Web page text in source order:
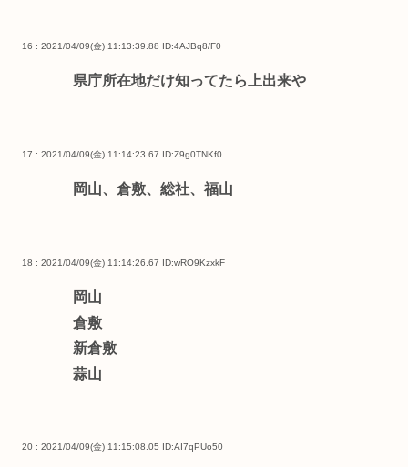
16 : 2021/04/09(金) 11:13:39.88 ID:4AJBq8/F0
県庁所在地だけ知ってたら上出来や
17 : 2021/04/09(金) 11:14:23.67 ID:Z9g0TNKf0
岡山、倉敷、総社、福山
18 : 2021/04/09(金) 11:14:26.67 ID:wRO9KzxkF
岡山
倉敷
新倉敷
蒜山
20 : 2021/04/09(金) 11:15:08.05 ID:AI7qPUo50